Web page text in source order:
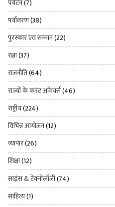
पर्यटन(7)
पर्यावरण(38)
पुरस्कार एवं सम्मान(22)
रक्षा(37)
राजनीति(64)
राज्यों के करंट अफेयर्स(46)
राष्ट्रीय(224)
विभिन्न आयोजन(12)
व्यापार(26)
शिक्षा(12)
साइंस & टेक्नोलॉजी(74)
साहित्य(1)